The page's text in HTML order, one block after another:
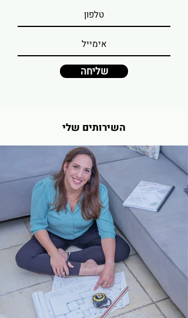
שליחה
השירותים שלי